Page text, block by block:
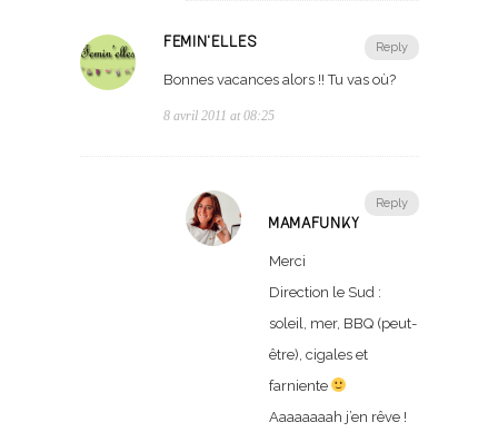
Reply
FEMIN'ELLES
Bonnes vacances alors !! Tu vas où?
8 avril 2011 at 08:25
Reply
MAMAFUNKY
Merci
Direction le Sud :
soleil, mer, BBQ (peut-
être), cigales et
farniente
Aaaaaaaah j’en rêve !